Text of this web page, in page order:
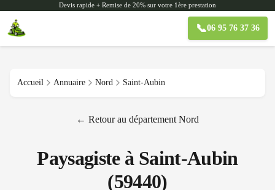
Devis rapide + Remise de 20% sur votre 1ère prestation
📞06 95 76 37 36
Accueil Annuaire Nord Saint-Aubin
← Retour au département Nord
Paysagiste à Saint-Aubin
(59440)